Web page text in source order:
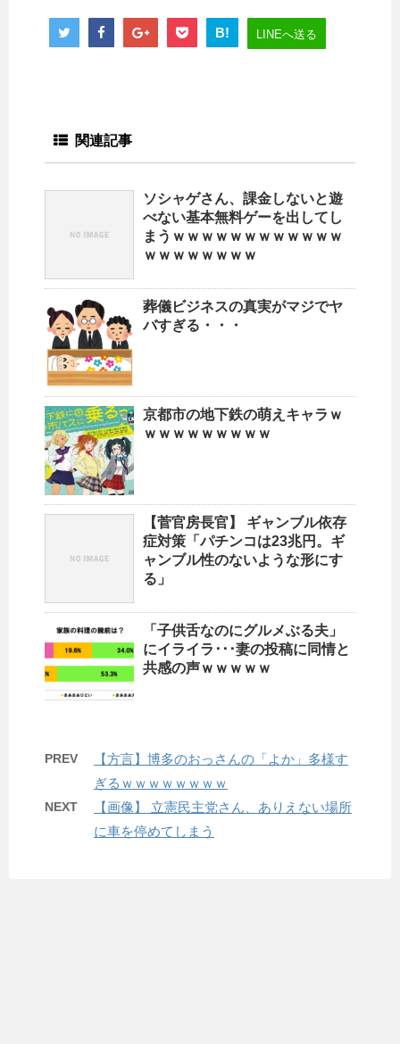
B! LINEへ送る
関連記事
ソシャゲさん、課金しないと遊
べない基本無料ゲーを出してし
まうｗｗｗｗｗｗｗｗｗｗｗｗ
ｗｗｗｗｗｗｗｗ
葬儀ビジネスの真実がマジでヤ
バすぎる・・・
京都市の地下鉄の萌えキャラｗ
ｗｗｗｗｗｗｗｗｗ
【菅官房長官】 ギャンブル依存
症対策「パチンコは23兆円。ギ
ャンブル性のないような形にす
る」
「子供舌なのにグルメぶる夫」
にイライラ･･･妻の投稿に同情と
共感の声ｗｗｗｗｗ
PREV
【方言】博多のおっさんの「よか」多様す
ぎるｗｗｗｗｗｗｗｗ
NEXT
【画像】 立憲民主党さん、ありえない場所
に車を停めてしまう